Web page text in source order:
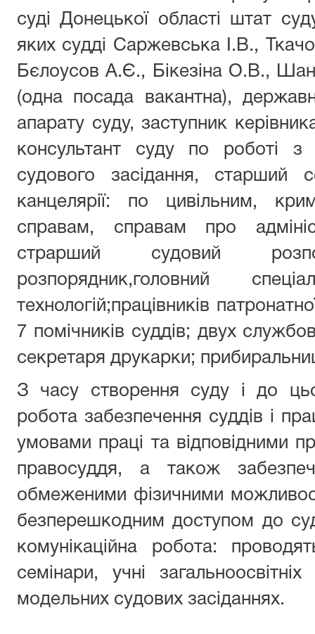
суді Донецької області штат
яких судді Саржевська І.В.,
Бєлоусов А.Є., Бікезіна О.В.,
(одна посада вакантна),
апарату суду, заступник
консультант суду по роботі з
судового засідання, старший
канцелярії: по цивільним,
справам, справам про
страрший судовий
розпорядник,головний
технологій;працівників
7 помічників суддів; двух
секретаря друкарки;
З часу створення суду і до
робота забезпечення суддів і
умовами праці та відповідними
правосуддя, а також
обмеженими фізичними
безперешкодним доступом до
комунікаційна робота:
семінари, учні
модельних судових засіданнях.